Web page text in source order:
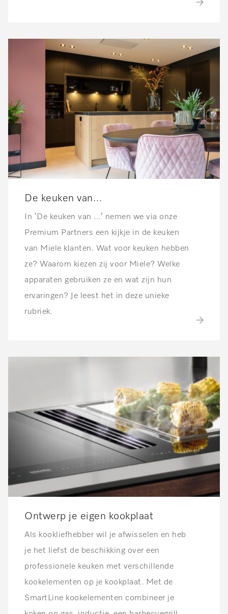
De keuken van…
In ‘De keuken van …’ nemen we via onze
Premium Partners een kijkje in de keuken
van Miele klanten. Wat voor keuken hebben
ze? Waarom kiezen zij voor Miele? Welke
apparaten gebruiken ze en wat zijn hun
ervaringen? Je leest het in deze unieke
rubriek.
Ontwerp je eigen kookplaat
Als kookliefhebber wil je afwisselen en heb
je het liefst de beschikking over een
professionele keuken met verschillende
kookelementen op je kookplaat. Met de
SmartLine kookelementen combineer je